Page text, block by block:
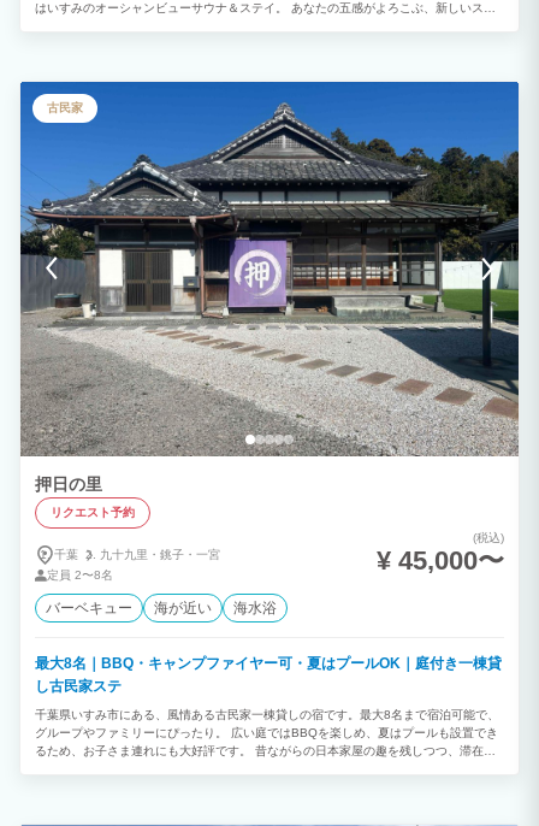
はいすみのオーシャンビューサウナ＆ステイ。 あなたの五感がよろこぶ、新しいスロ
古民家
押日の里
リクエスト予約
千葉 九十九里・ 銚子・ 一宮
定員 2〜8名
(税込)
¥ 45,000〜
バーベキュー 海が近い 海水浴
最大8名｜BBQ・キャンプファイヤー可・夏はプールOK｜庭付き一棟貸
し古民家ステ
千葉県いすみ市にある、風情ある古民家一棟貸しの宿です。最大8名まで宿泊可能で、
グループやファミリーにぴったり。 広い庭ではBBQを楽しめ、夏はプールも設置でき
るため、お子さま連れにも大好評です。 昔ながらの日本家屋の趣を残しつつ、滞在に